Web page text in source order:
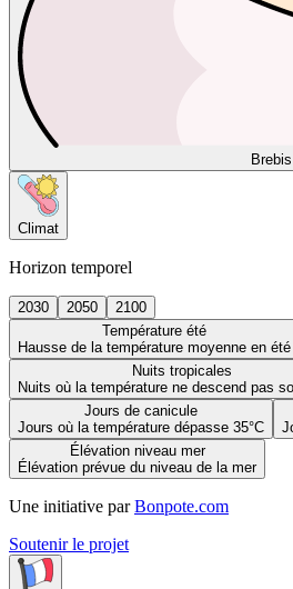
Climat
Horizon temporel
2030 2050
2100
Température été
Hausse de la température moyenne en été
Nuits tropicales
Nuits où la température ne descend pas
Jours de canicule
Jours où la température dépasse 35°C
Élévation niveau mer
Élévation prévue du niveau de la mer
Une initiative par Bonpote.com
Soutenir le projet